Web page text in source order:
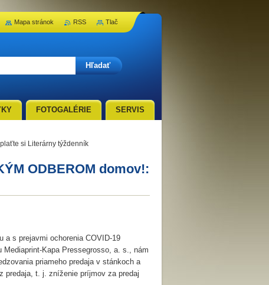
si Literárny týždenník
ODBEROM domov!:
a s prejavmi ochorenia COVID-19
Mediaprint-Kapa Pressegrosso, a. s., nám
priameho predaja v stánkoch a
predaja, t. j. zníženie príjmov za predaj
FOTOGALÉRIE SERVIS
Mapa stránok RSS Tlač